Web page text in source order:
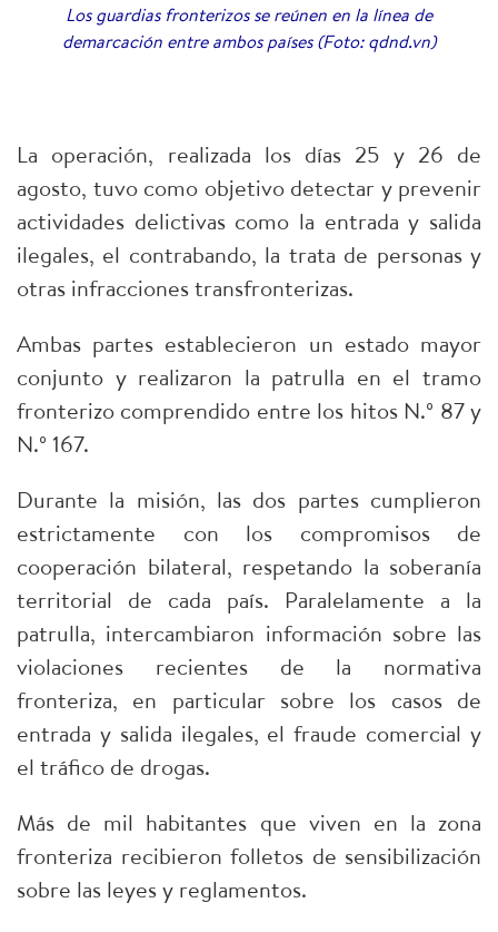
Los guardias fronterizos se reúnen en la línea de
demarcación entre ambos países (Foto: qdnd.vn)
La operación, realizada los días 25 y 26 de
agosto, tuvo como objetivo detectar y prevenir
actividades delictivas como la entrada y salida
ilegales, el contrabando, la trata de personas y
otras infracciones transfronterizas.
Ambas partes establecieron un estado mayor
conjunto y realizaron la patrulla en el tramo
fronterizo comprendido entre los hitos N.º 87 y
N.º 167.
Durante la misión, las dos partes cumplieron
estrictamente con los compromisos de
cooperación bilateral, respetando la soberanía
territorial de cada país. Paralelamente a la
patrulla, intercambiaron información sobre las
violaciones recientes de la normativa
fronteriza, en particular sobre los casos de
entrada y salida ilegales, el fraude comercial y
el tráfico de drogas.
Más de mil habitantes que viven en la zona
fronteriza recibieron folletos de sensibilización
sobre las leyes y reglamentos.